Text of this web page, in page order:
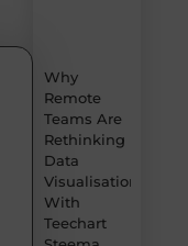
Why
Remote
Teams Are
Rethinking
Data
Visualisation
With
Teechart